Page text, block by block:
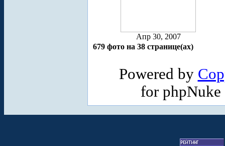
Апр 30, 2007
679 фото на 38 странице(ах)
Powered by
for